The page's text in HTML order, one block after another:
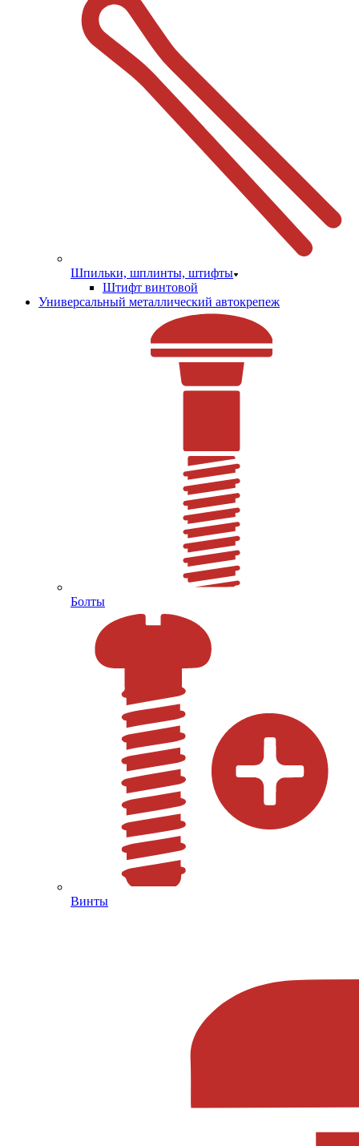
Шпильки, шплинты, штифты
Штифт винтовой
Универсальный металлический автокрепеж
Болты
Винты